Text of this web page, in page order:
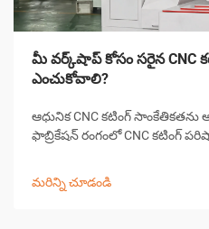
మీ వర్క్‌షాప్ కోసం సరైన CNC
ఎంచుకోవాలి?
ఆధునిక CNC కటింగ్
ఫాబ్రికేషన్ రంగంలో CNC కటింగ్
మరిన్ని చూడండి